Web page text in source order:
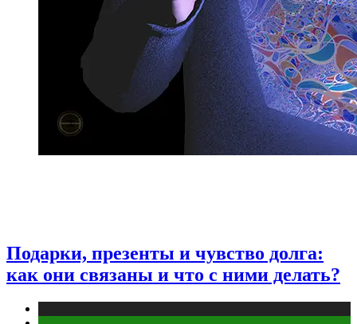
Подарки, презенты и чувство долга:
как они связаны и что с ними делать?